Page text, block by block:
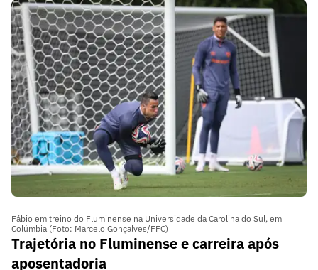
Fábio em treino do Fluminense na Universidade da Carolina do Sul, em
Colúmbia (Foto: Marcelo Gonçalves/FFC)
Trajetória no Fluminense e carreira após
aposentadoria